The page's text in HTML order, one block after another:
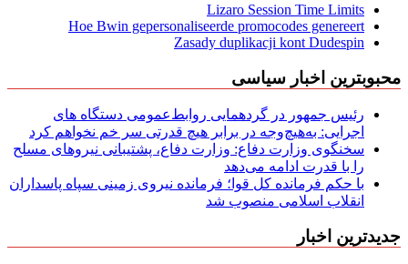
Lizaro Session Time Limits
Hoe Bwin gepersonaliseerde promocodes genereert
Zasady duplikacji kont Dudespin
محبوبترین اخبار سیاسی
رئیس جمهور در گردهمایی روابط‌عمومی دستگاه های
اجرایی: به‌هیچ‌وجه در برابر هیچ قدرتی سر خم نخواهم کرد
سخنگوی وزارت دفاع: وزارت دفاع، پشتیبانی نیرو‌های مسلح
را با قدرت ادامه می‌دهد
با حکم فرمانده کل قوا؛ فرمانده نیروی زمینی سپاه پاسداران
انقلاب اسلامی منصوب شد
جدیدترین اخبار